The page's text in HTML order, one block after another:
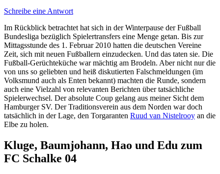
Schreibe eine Antwort
Im Rückblick betrachtet hat sich in der Winterpause der Fußball
Bundesliga bezüglich Spielertransfers eine Menge getan. Bis zur
Mittagsstunde des 1. Februar 2010 hatten die deutschen Vereine
Zeit, sich mit neuen Fußballern einzudecken. Und das taten sie. Die
Fußball-Gerüchteküche war mächtig am Brodeln. Aber nicht nur die
von uns so geliebten und heiß diskutierten Falschmeldungen (im
Volksmund auch als Enten bekannt) machten die Runde, sondern
auch eine Vielzahl von relevanten Berichten über tatsächliche
Spielerwechsel. Der absolute Coup gelang aus meiner Sicht dem
Hamburger SV. Der Traditionsverein aus dem Norden war doch
tatsächlich in der Lage, den Torgaranten Ruud van Nistelrooy an die
Elbe zu holen.
Kluge, Baumjohann, Hao und Edu zum
FC Schalke 04